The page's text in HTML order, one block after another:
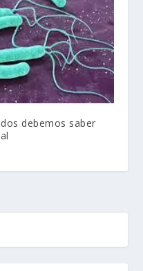
debemos saber